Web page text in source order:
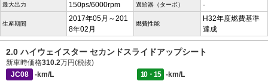
最大出力 150ps/6000rpm 過給器（ターボ） -
生産期間
2017年05月～201
8年02月
燃費性能
H32年度燃費基準
達成
2.0 ハイウェイスター セカンドスライドアップシート
新車時価格310.2万円(税抜)
JC08
-km/L 10・15
-km/L